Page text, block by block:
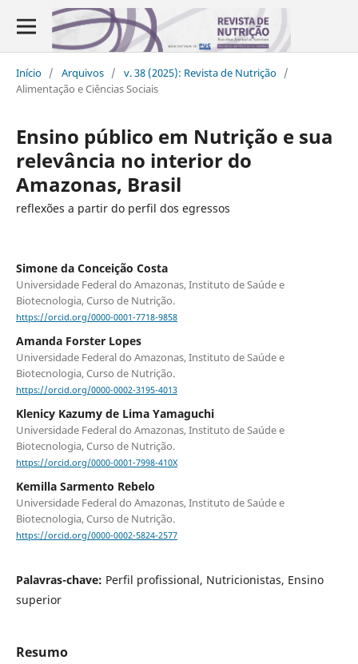
Início / Arquivos / v. 38 (2025): Revista de Nutrição /
Alimentação e Ciências Sociais
Ensino público em Nutrição e sua
relevância no interior do
Amazonas, Brasil
reflexões a partir do perfil dos egressos
Simone da Conceição Costa
Universidade Federal do Amazonas, Instituto de Saúde e
Biotecnologia, Curso de Nutrição.
https://orcid.org/0000-0001-7718-9858
Amanda Forster Lopes
Universidade Federal do Amazonas, Instituto de Saúde e
Biotecnologia, Curso de Nutrição.
https://orcid.org/0000-0002-3195-4013
Klenicy Kazumy de Lima Yamaguchi
Universidade Federal do Amazonas, Instituto de Saúde e
Biotecnologia, Curso de Nutrição.
https://orcid.org/0000-0001-7998-410X
Kemilla Sarmento Rebelo
Universidade Federal do Amazonas, Instituto de Saúde e
Biotecnologia, Curso de Nutrição.
https://orcid.org/0000-0002-5824-2577
Palavras-chave: Perfil profissional, Nutricionistas, Ensino
superior
Resumo